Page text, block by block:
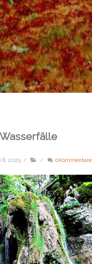
8, 2025 / / 0Kommentare